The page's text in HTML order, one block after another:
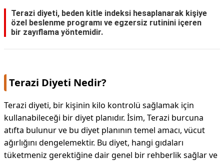
GEZİLECEK
YERLER
Terazi diyeti, beden kitle indeksi hesaplanarak kişiye
özel beslenme programı ve egzersiz rutinini içeren
bir zayıflama yöntemidir.
Terazi Diyeti Nedir?
Terazi diyeti, bir kişinin kilo kontrolü sağlamak için
kullanabileceği bir diyet planıdır. İsim, Terazi burcuna
atıfta bulunur ve bu diyet planının temel amacı, vücut
ağırlığını dengelemektir. Bu diyet, hangi gıdaları
tüketmeniz gerektiğine dair genel bir rehberlik sağlar ve